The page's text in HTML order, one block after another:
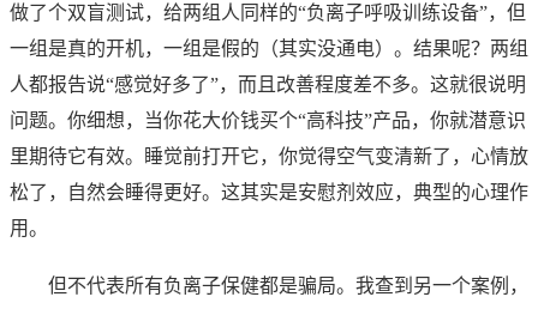
做了个双盲测试，给两组人同样的“负离子呼吸训练设备”，但
一组是真的开机，一组是假的（其实没通电）。结果呢？两组
人都报告说“感觉好多了”，而且改善程度差不多。这就很说明
问题。你细想，当你花大价钱买个“高科技”产品，你就潜意识
里期待它有效。睡觉前打开它，你觉得空气变清新了，心情放
松了，自然会睡得更好。这其实是安慰剂效应，典型的心理作
用。
但不代表所有负离子保健都是骗局。我查到另一个案例，